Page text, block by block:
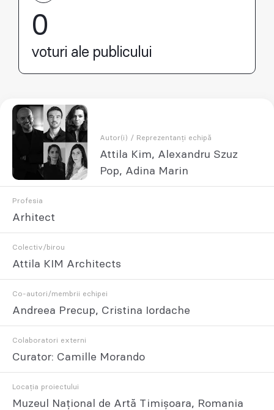
0
voturi ale publicului
Autor(i) / Reprezentanți echipă
Attila Kim, Alexandru Szuz
Pop, Adina Marin
Profesia
Arhitect
Colectiv/birou
Attila KIM Architects
Co-autori/membrii echipei
Andreea Precup, Cristina Iordache
Colaboratori externi
Curator: Camille Morando
Locația proiectului
Muzeul Național de Artă Timișoara, Romania